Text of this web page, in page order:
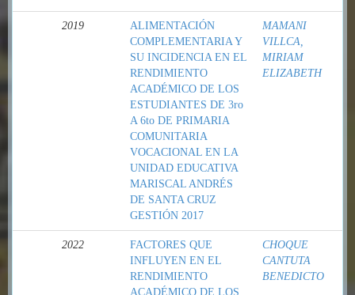
2019
ALIMENTACIÓN
COMPLEMENTARIA Y
SU INCIDENCIA EN EL
RENDIMIENTO
ACADÉMICO DE LOS
ESTUDIANTES DE 3ro
A 6to DE PRIMARIA
COMUNITARIA
VOCACIONAL EN LA
UNIDAD EDUCATIVA
MARISCAL ANDRÉS
DE SANTA CRUZ
GESTIÓN 2017
MAMANI
VILLCA,
MIRIAM
ELIZABETH
2022
FACTORES QUE
INFLUYEN EN EL
RENDIMIENTO
ACADÉMICO DE LOS
CHOQUE
CANTUTA
BENEDICTO